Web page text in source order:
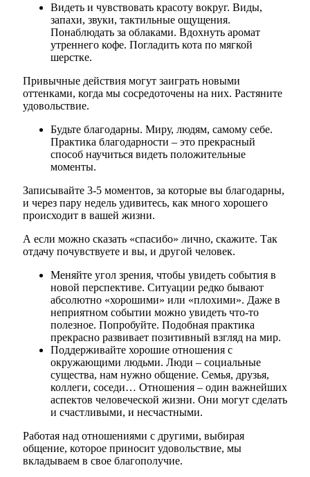
Видеть и чувствовать красоту вокруг. Виды,
запахи, звуки, тактильные ощущения.
Понаблюдать за облаками. Вдохнуть аромат
утреннего кофе. Погладить кота по мягкой
шерстке.
Привычные действия могут заиграть новыми
оттенками, когда мы сосредоточены на них. Растяните
удовольствие.
Будьте благодарны. Миру, людям, самому себе.
Практика благодарности – это прекрасный
способ научиться видеть положительные
моменты.
Записывайте 3-5 моментов, за которые вы благодарны,
и через пару недель удивитесь, как много хорошего
происходит в вашей жизни.
А если можно сказать «спасибо» лично, скажите. Так
отдачу почувствуете и вы, и другой человек.
Меняйте угол зрения, чтобы увидеть события в
новой перспективе. Ситуации редко бывают
абсолютно «хорошими» или «плохими». Даже в
неприятном событии можно увидеть что-то
полезное. Попробуйте. Подобная практика
прекрасно развивает позитивный взгляд на мир.
Поддерживайте хорошие отношения с
окружающими людьми. Люди – социальные
существа, нам нужно общение. Семья, друзья,
коллеги, соседи… Отношения – один важнейших
аспектов человеческой жизни. Они могут сделать
и счастливыми, и несчастными.
Работая над отношениями с другими, выбирая
общение, которое приносит удовольствие, мы
вкладываем в свое благополучие.